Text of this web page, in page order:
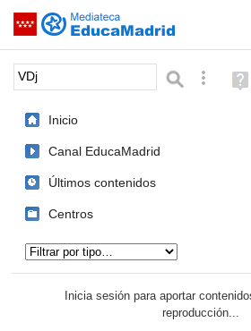
Saltar navegación
Palabra o frase: Búsqueda
(en
Inicio
Canal EducaMadrid
Últimos contenidos
Centros
Inicia sesión para aportar
reproducción...